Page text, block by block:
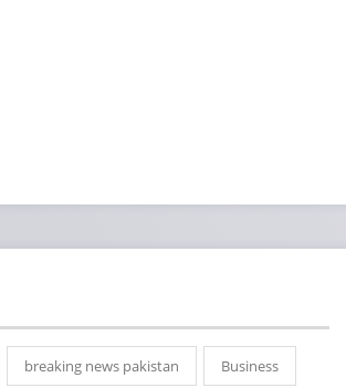
breaking news pakistan Business